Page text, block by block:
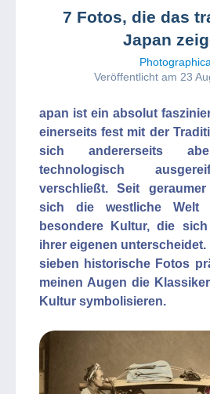
7 Fotos, die das
Japan
Photographica
Veröffentlicht am 23
apan ist ein absolut
einerseits fest mit der
sich andererseits
technologisch
verschließt. Seit
sich die westliche Welt
besondere Kultur, die
ihrer eigenen unterscheidet.
sieben historische Fotos
meinen Augen die
Kultur symbolisieren.